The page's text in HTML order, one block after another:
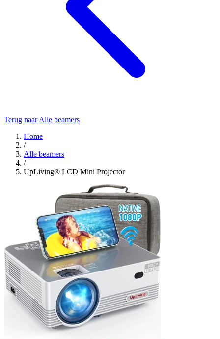
Terug naar Alle beamers
Home
/
Alle beamers
/
UpLiving® LCD Mini Projector